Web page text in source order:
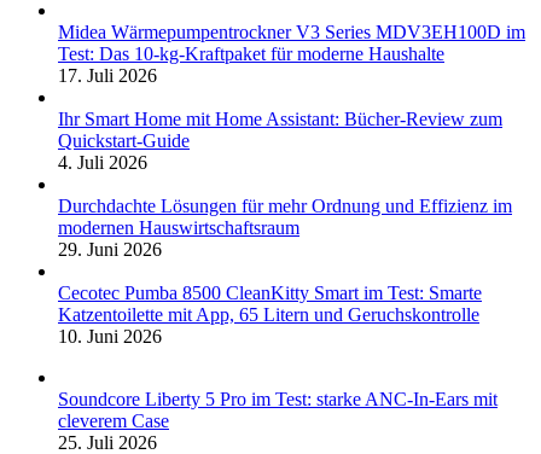
Midea Wärmepumpentrockner V3 Series MDV3EH100D im
Test: Das 10-kg-Kraftpaket für moderne Haushalte
17. Juli 2026
Ihr Smart Home mit Home Assistant: Bücher-Review zum
Quickstart-Guide
4. Juli 2026
Durchdachte Lösungen für mehr Ordnung und Effizienz im
modernen Hauswirtschaftsraum
29. Juni 2026
Cecotec Pumba 8500 CleanKitty Smart im Test: Smarte
Katzentoilette mit App, 65 Litern und Geruchskontrolle
10. Juni 2026
Soundcore Liberty 5 Pro im Test: starke ANC-In-Ears mit
cleverem Case
25. Juli 2026